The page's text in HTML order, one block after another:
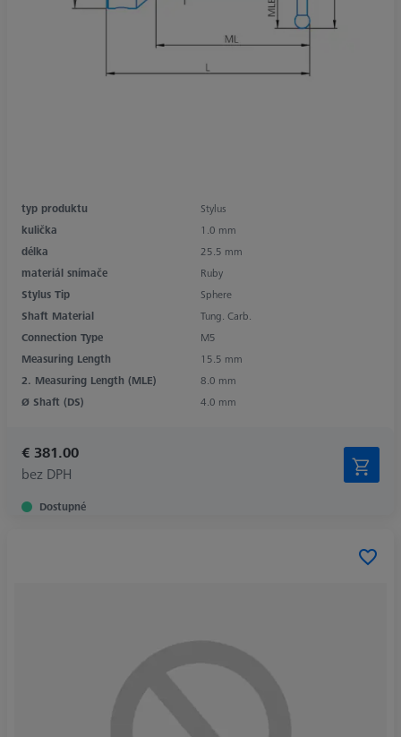
typ produktu
Stylus
kulička
1.0 mm
délka
25.5 mm
materiál snímače
Ruby
Stylus Tip
Sphere
Shaft Material
Tung. Carb.
Connection Type
M5
Measuring Length
15.5 mm
2. Measuring Length (MLE)
8.0 mm
Ø Shaft (DS)
4.0 mm
€ 381.00
bez DPH
Dostupné